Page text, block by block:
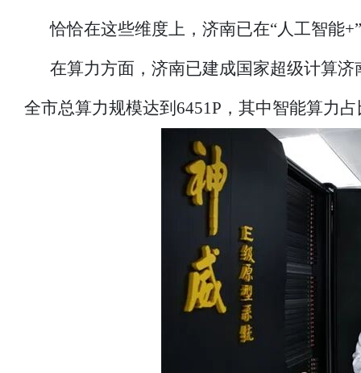
恰恰在这些维度上，济南已在“人工智能
在算力方面，济南已建成国家超级计算
全市总算力规模达到6451P，其中智能算力占